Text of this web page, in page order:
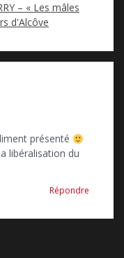
– « Les mâles
d'Alcôve
présenté
libéralisation du
Répondre